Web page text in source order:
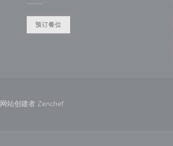
预订餐位
站创建者 Zenchef((在新窗口中打开))